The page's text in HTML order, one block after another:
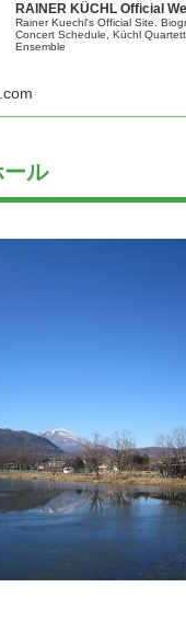
RAINER KÜCHL Official
Rainer Kuechl's Official Site.
Concert Schedule, Küchl
Ensemble
ル